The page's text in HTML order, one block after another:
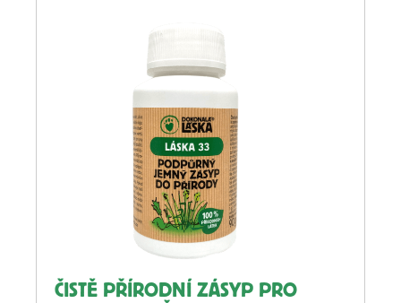
ČISTĚ PŘÍRODNÍ ZÁSYP PRO